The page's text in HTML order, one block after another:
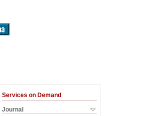
Services on Demand
Journal